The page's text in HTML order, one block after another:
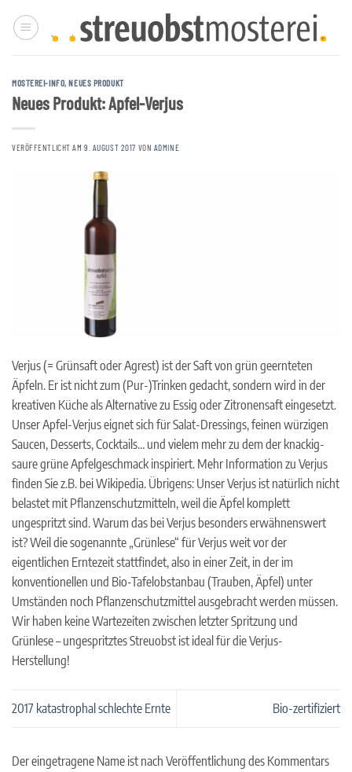
Inhalt
MOSTEREI-INFO,NEUES PRODUKT
Neues Produkt: Apfel-Verjus
VERÖFFENTLICHT AM9. AUGUST 2017 VON ADMINE
Verjus (= Grünsaft oder Agrest) ist der Saft von grün geernteten
Äpfeln. Er ist nicht zum (Pur-)Trinken gedacht, sondern wird in der
kreativen Küche als Alternative zu Essig oder Zitronensaft eingesetzt.
Unser Apfel-Verjus eignet sich für Salat-Dressings, feinen würzigen
Saucen, Desserts, Cocktails… und vielem mehr zu dem der knackig-
saure grüne Apfelgeschmack inspiriert. Mehr Information zu Verjus
finden Sie z.B. bei Wikipedia. Übrigens: Unser Verjus ist natürlich nicht
belastet mit Pflanzenschutzmitteln, weil die Äpfel komplett
ungespritzt sind. Warum das bei Verjus besonders erwähnenswert
ist? Weil die sogenannte „Grünlese“ für Verjus weit vor der
eigentlichen Erntezeit stattfindet, also in einer Zeit, in der im
konventionellen und Bio-Tafelobstanbau (Trauben, Äpfel) unter
Umständen noch Pflanzenschutzmittel ausgebracht werden müssen.
Wir haben keine Wartezeiten zwischen letzter Spritzung und
Grünlese – ungespritztes Streuobst ist ideal für die Verjus-
Herstellung!
2017 katastrophal schlechte Ernte Bio-zertifiziert
Der eingetragene Name ist nach Veröffentlichung des Kommentars